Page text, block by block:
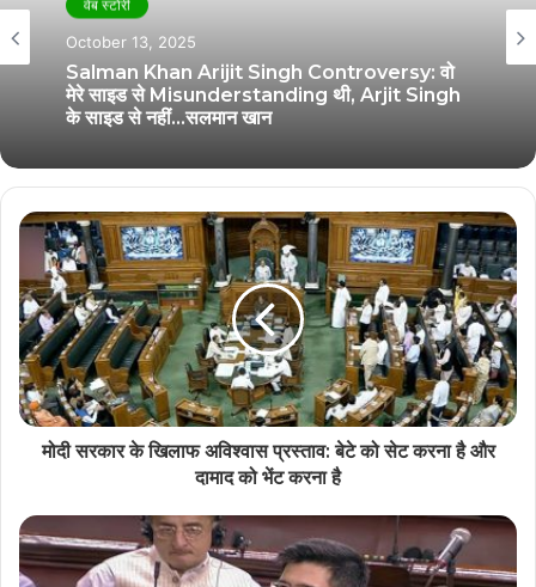
वेब स्टोरी
October 13, 2025
Salman Khan Arijit Singh Controversy: वो
मेरे साइड से Misunderstanding थी, Arjit Singh
के साइड से नहीं…सलमान खान
मोदी सरकार के खिलाफ अविश्वास प्रस्ताव: बेटे को सेट करना है और
दामाद को भेंट करना है